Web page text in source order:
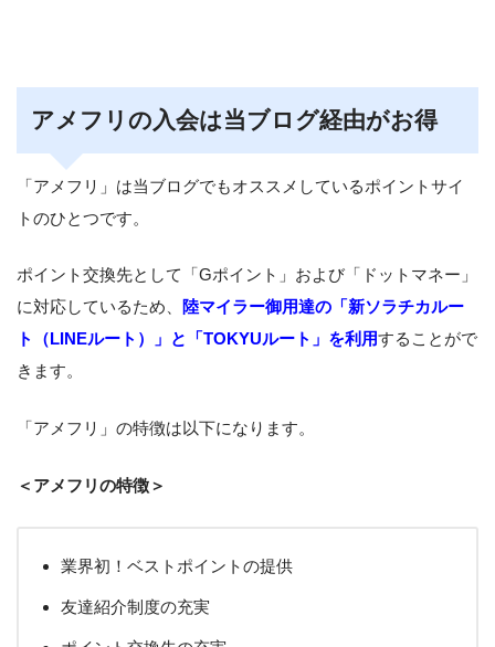
アメフリの入会は当ブログ経由がお得
「アメフリ」は当ブログでもオススメしているポイントサイ
トのひとつです。
ポイント交換先として「Gポイント」および「ドットマネー」
に対応しているため、
陸マイラー御用達の「新ソラチカルー
ト（LINEルート）」と「TOKYUルート」を利用することがで
きます。
「アメフリ」の特徴は以下になります。
＜アメフリの特徴＞
業界初！ベストポイントの提供
友達紹介制度の充実